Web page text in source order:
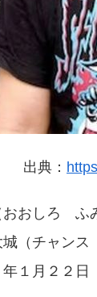
出典：
おしろ ふ
（チャンス
１月２２日